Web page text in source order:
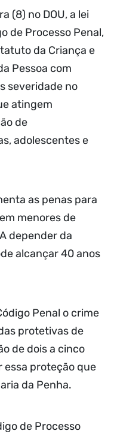
(8) no DOU, a lei
de Processo Penal,
da Criança e
Pessoa com
severidade no
atingem
de
adolescentes e
as penas para
menores de
depender da
alcançar 40 anos
Penal o crime
protetivas de
de dois a cinco
essa proteção que
da Penha.
de Processo